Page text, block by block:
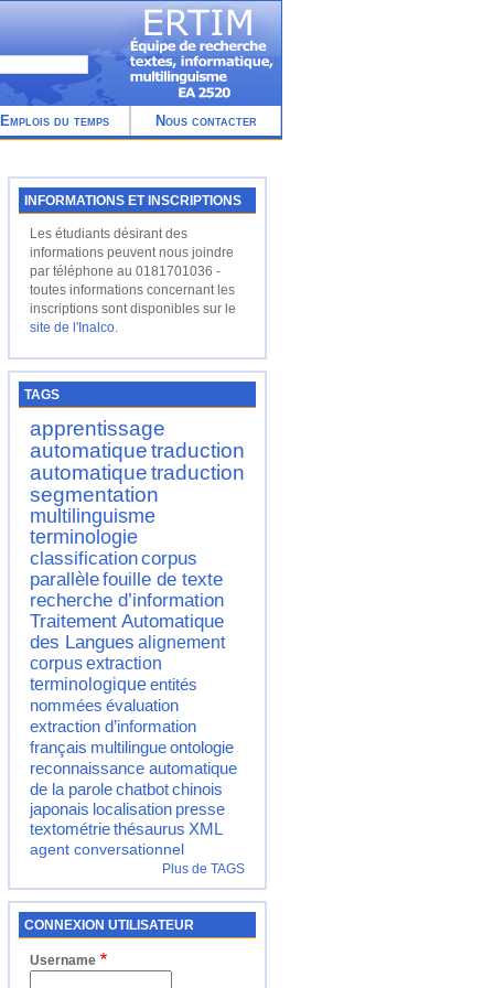
Emplois du temps Nous contacter
INFORMATIONS ET INSCRIPTIONS
Les étudiants désirant des
informations peuvent nous joindre
par téléphone au 0181701036 -
toutes informations concernant les
inscriptions sont disponibles sur le
site de l'Inalco.
TAGS
apprentissage
automatiquetraduction
automatiquetraduction
segmentation
multilinguisme
terminologie
classificationcorpus
parallèlefouille de texte
recherche d’information
Traitement Automatique
des Langues alignement
corpusextraction
terminologiqueentités
nommées évaluation
extraction d’information
français multilingueontologie
reconnaissance automatique
de la parolechatbotchinois
japonais localisation presse
textométriethésaurus XML
agent conversationnel
Plus de TAGS
CONNEXION UTILISATEUR
Username